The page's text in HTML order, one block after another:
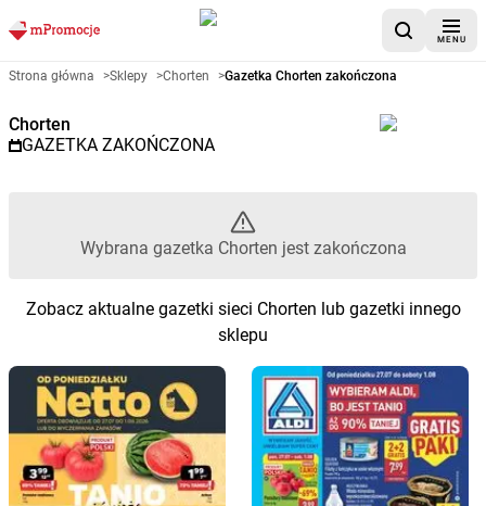
MENU
Gazetka promocyjna Chorten
Strona główna >Sklepy >Chorten >Gazetka Chorten zakończona
Chorten
GAZETKA ZAKOŃCZONA
Wybrana gazetka Chorten jest zakończona
Zobacz aktualne gazetki sieci Chorten lub gazetki innego
sklepu